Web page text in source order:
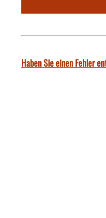
Haben Sie einen Fehler